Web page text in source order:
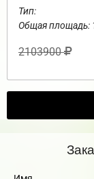
Тип:
Общая площадь:
2103900